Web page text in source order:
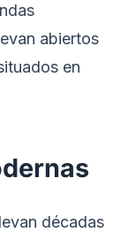
abiertos
en
décadas